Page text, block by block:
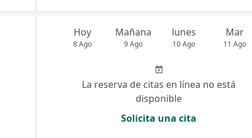
Hoy
8 Ago
Mañana
9 Ago
lunes
10 Ago
Mar
11 Ago
La reserva de citas en línea no está
disponible
Solicita una cita